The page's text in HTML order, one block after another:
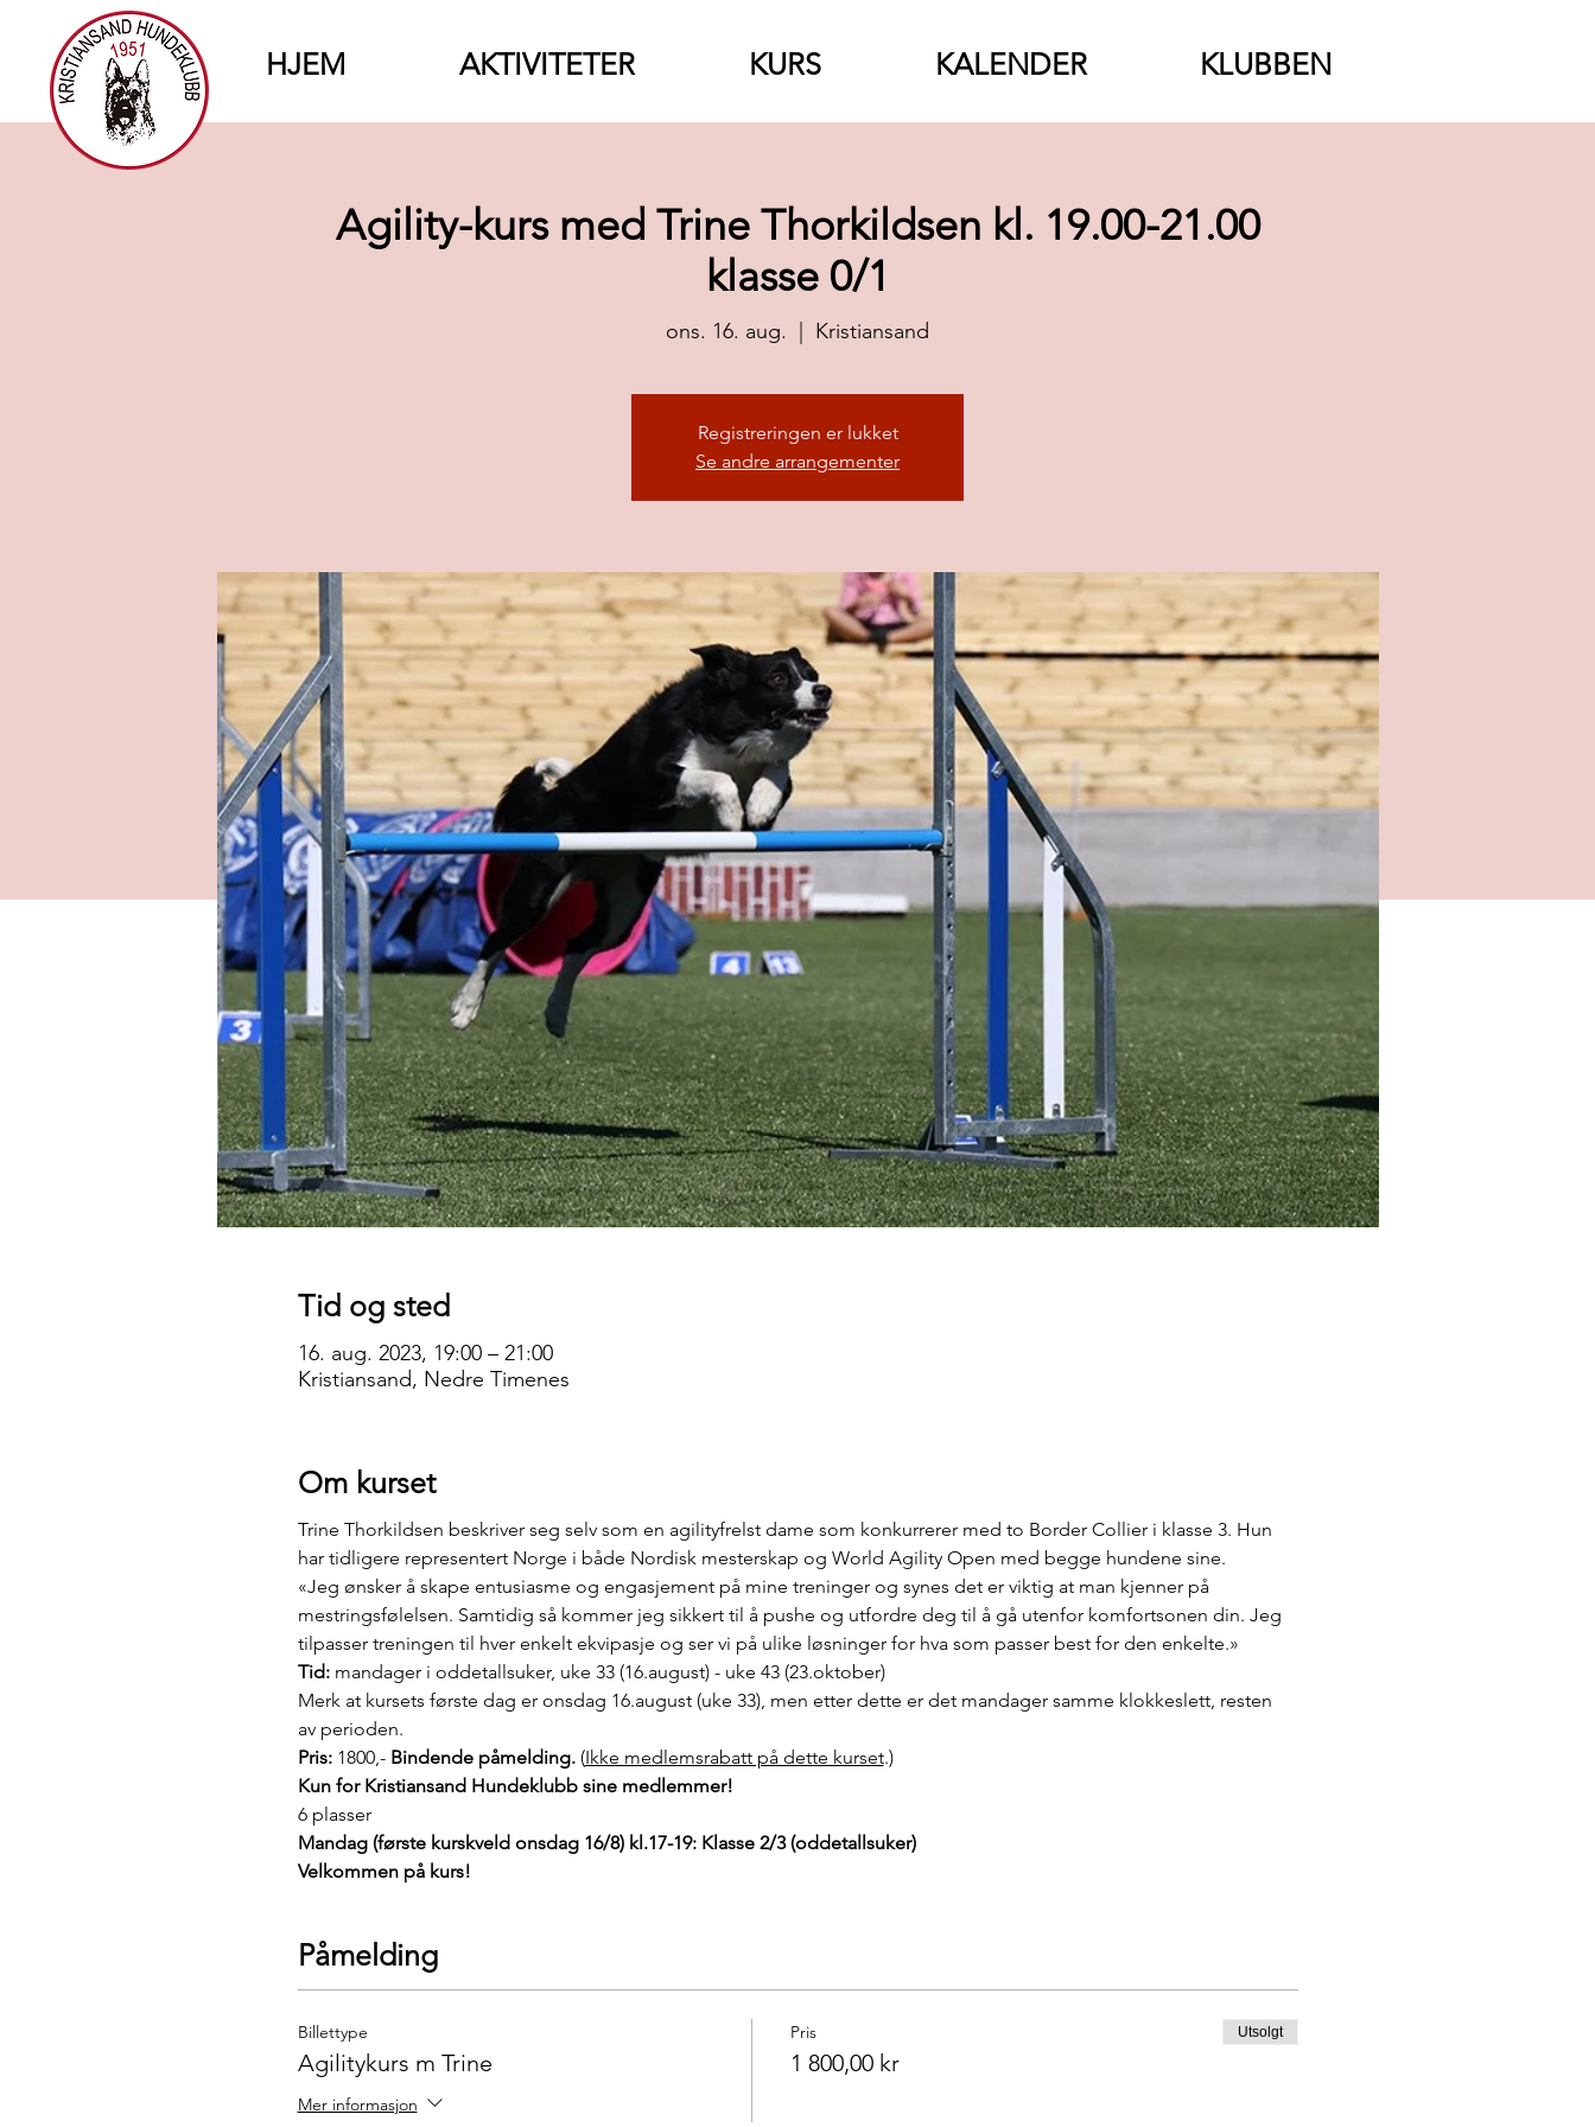
HJEM AKTIVITETER KURS KALENDER KLUBBEN
Agility-kurs med Trine Thorkildsen kl. 19.00-21.00
klasse 0/1
ons. 16. aug. Kristiansand
Registreringen er lukket
Se andre arrangementer
Tid og sted
16. aug. 2023, 19:00 – 21:00
Kristiansand, Nedre Timenes
Om kurset
Trine Thorkildsen beskriver seg selv som en agilityfrelst dame som konkurrerer med to Border Collier i klasse 3. Hun
har tidligere representert Norge i både Nordisk mesterskap og World Agility Open med begge hundene sine.
«Jeg ønsker å skape entusiasme og engasjement på mine treninger og synes det er viktig at man kjenner på
mestringsfølelsen. Samtidig så kommer jeg sikkert til å pushe og utfordre deg til å gå utenfor komfortsonen din. Jeg
tilpasser treningen til hver enkelt ekvipasje og ser vi på ulike løsninger for hva som passer best for den enkelte.»
Tid: mandager i oddetallsuker, uke 33 (16.august) - uke 43 (23.oktober)
Merk at kursets første dag er onsdag 16.august (uke 33), men etter dette er det mandager samme klokkeslett, resten
av perioden.
Pris: 1800,- Bindende påmelding. (Ikke medlemsrabatt på dette kurset.)
Kun for Kristiansand Hundeklubb sine medlemmer!
6 plasser
Mandag (første kurskveld onsdag 16/8) kl.17-19: Klasse 2/3 (oddetallsuker)
Velkommen på kurs!
Påmelding
Billettype
Agilitykurs m Trine
Mer informasjon
Pris
1 800,00 kr
Utsolgt